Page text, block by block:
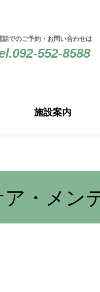
話でのご予約・お問い合わせは
552-8588
施設案内
・メン